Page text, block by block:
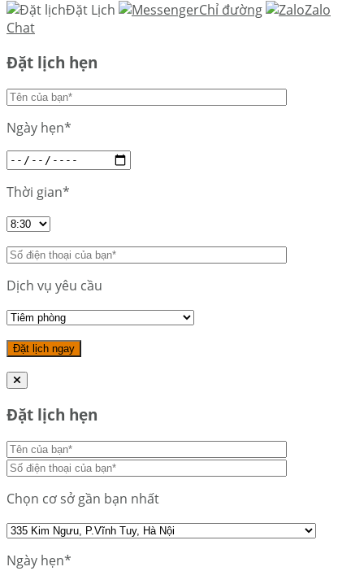
Đặt Lịch Chỉ đường
Zalo
Chat
Đặt lịch hẹn
Ngày hẹn*
Thời gian*
Dịch vụ yêu cầu
Đặt lịch hẹn
Chọn cơ sở gần bạn nhất
Ngày hẹn*